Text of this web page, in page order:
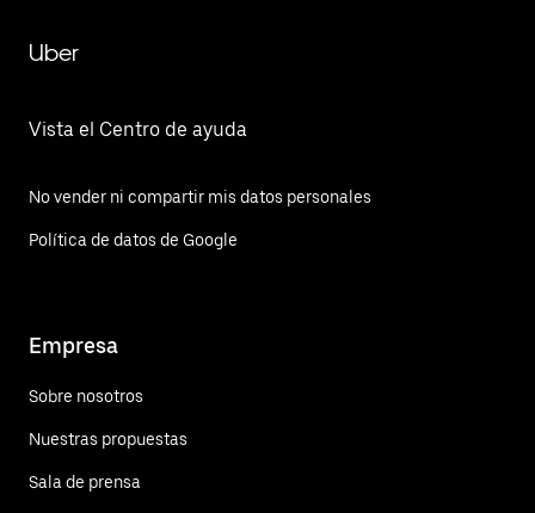
Uber
Vista el Centro de ayuda
No vender ni compartir mis datos personales
Política de datos de Google
Empresa
Sobre nosotros
Nuestras propuestas
Sala de prensa